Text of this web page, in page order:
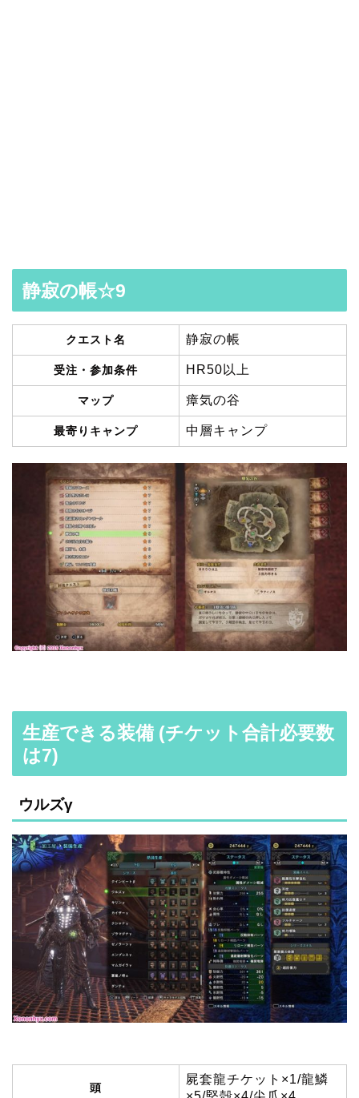
静寂の帳☆9
クエスト名 静寂の帳
受注・参加条件 HR50以上
マップ 瘴気の谷
最寄りキャンプ 中層キャンプ
生産できる装備 (チケット合計必要数
は7)
ウルズγ
頭
屍套龍チケット×1/龍鱗